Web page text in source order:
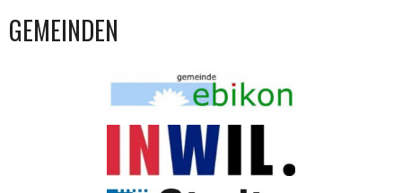
GEMEINDEN